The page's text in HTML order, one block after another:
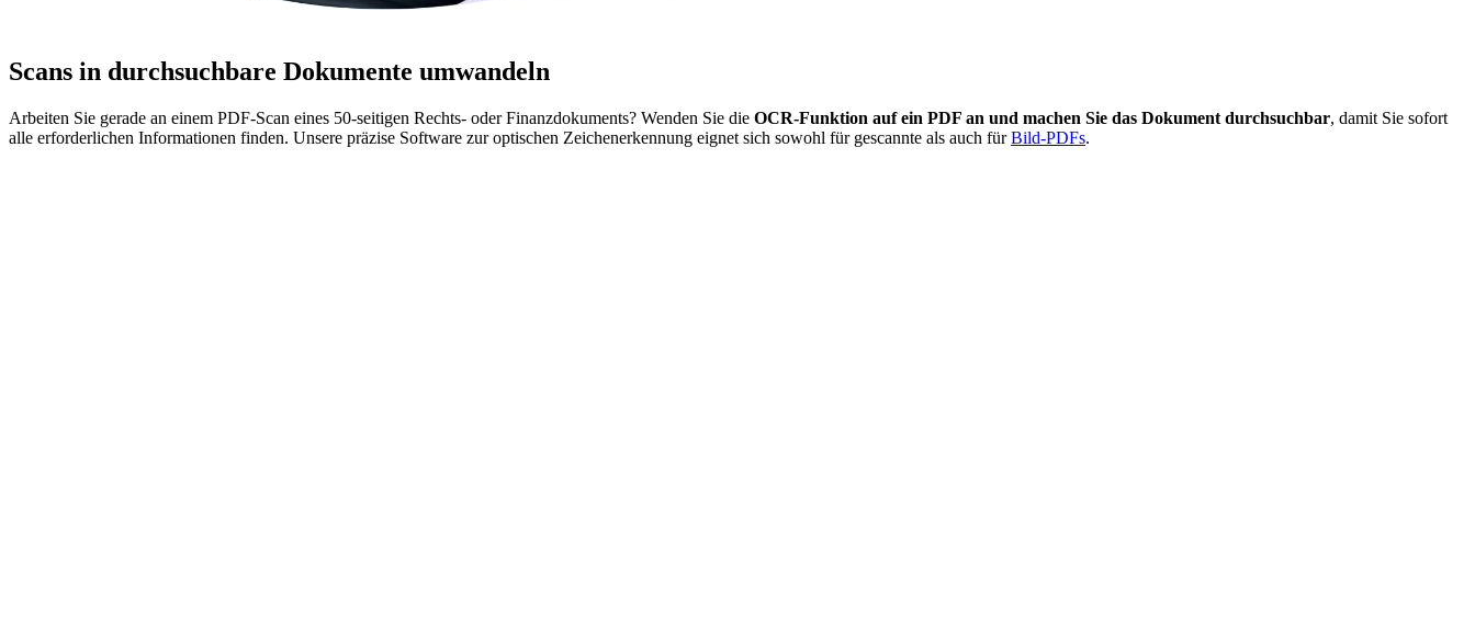
Scans in durchsuchbare Dokumente umwandeln
Arbeiten Sie gerade an einem PDF-Scan eines 50-seitigen Rechts- oder Finanzdokuments? Wenden Sie die OCR-Funktion auf ein PDF an und machen Sie das Dokument durchsuchbar, damit Sie sofort
alle erforderlichen Informationen finden. Unsere präzise Software zur optischen Zeichenerkennung eignet sich sowohl für gescannte als auch fürBild-PDFs.